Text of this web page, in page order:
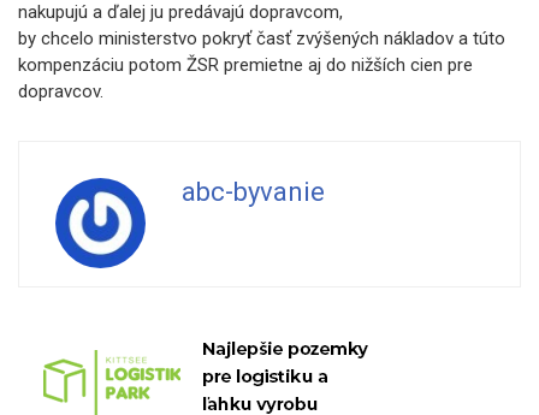
nakupujú a ďalej ju predávajú dopravcom,
by chcelo ministerstvo pokryť časť zvýšených nákladov a túto
kompenzáciu potom ŽSR premietne aj do nižších cien pre
dopravcov.
abc-byvanie